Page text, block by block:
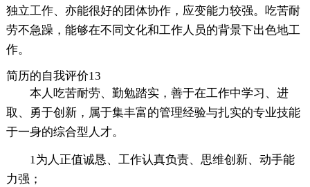
独立工作、亦能很好的团体协作，应变能力较强。吃苦耐
劳不急躁，能够在不同文化和工作人员的背景下出色地工
作。
简历的自我评价13
本人吃苦耐劳、勤勉踏实，善于在工作中学习、进
取、勇于创新，属于集丰富的管理经验与扎实的专业技能
于一身的综合型人才。
1为人正值诚恳、工作认真负责、思维创新、动手能
力强；